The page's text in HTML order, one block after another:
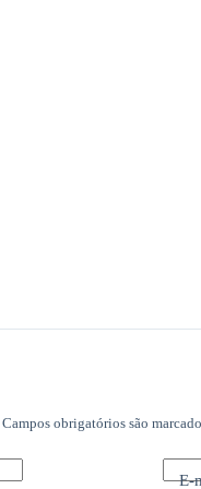
Campos obrigatórios são
E-